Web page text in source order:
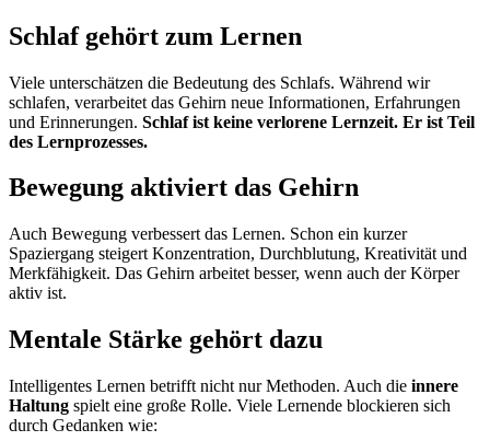
Schlaf gehört zum Lernen
Viele unterschätzen die Bedeutung des Schlafs. Während wir
schlafen, verarbeitet das Gehirn neue Informationen, Erfahrungen
und Erinnerungen. Schlaf ist keine verlorene Lernzeit. Er ist Teil
des Lernprozesses.
Bewegung aktiviert das Gehirn
Auch Bewegung verbessert das Lernen. Schon ein kurzer
Spaziergang steigert Konzentration, Durchblutung, Kreativität und
Merkfähigkeit. Das Gehirn arbeitet besser, wenn auch der Körper
aktiv ist.
Mentale Stärke gehört dazu
Intelligentes Lernen betrifft nicht nur Methoden. Auch die innere
Haltung spielt eine große Rolle. Viele Lernende blockieren sich
durch Gedanken wie: